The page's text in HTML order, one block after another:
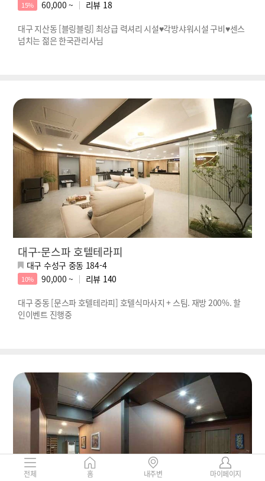
15% 60,000 ~ 리뷰 18
대구 지산동 [블링블링] 최상급 력셔리 시설♥각방샤워시설 구비♥센스
넘치는 젊은 한국관리사님
대구-문스파 호텔테라피
대구 수성구 중동 184-4
10% 90,000 ~ 리뷰 140
대구 중동 [문스파 호텔테라피] 호텔식마사지 + 스팀. 재방 200%. 할
인이벤트 진행중
전체 홈 내주변 마이페이지